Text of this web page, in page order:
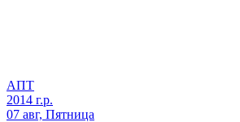
АПТ
2014 г.р.
07 авг, Пятница